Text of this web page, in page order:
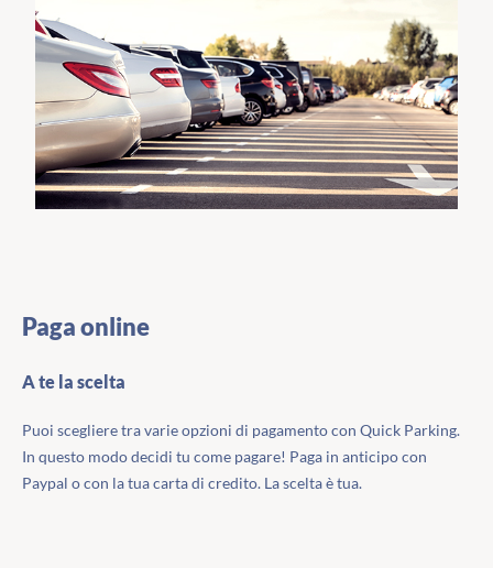
Paga online
A te la scelta
Puoi scegliere tra varie opzioni di pagamento con Quick Parking.
In questo modo decidi tu come pagare! Paga in anticipo con
Paypal o con la tua carta di credito. La scelta è tua.